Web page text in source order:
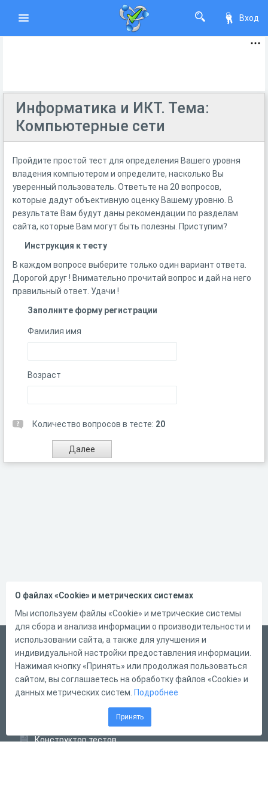
Вход
Информатика и ИКТ. Тема:
Компьютерные сети
Пройдите простой тест для определения Вашего уровня
владения компьютером и определите, насколько Вы
уверенный пользователь. Ответьте на 20 вопросов,
которые дадут объективную оценку Вашему уровню. В
результате Вам будут даны рекомендации по разделам
сайта, которые Вам могут быть полезны. Приступим?
Инструкция к тесту
В каждом вопросе выберите только один вариант ответа.
Дорогой друг ! Внимательно прочитай вопрос и дай на него
правильный ответ. Удачи !
Заполните форму регистрации
Фамилия имя
Возраст
Количество вопросов в тесте: 20
Русский
Справка
Форма обратной связи
Конструктор тестов
О файлах «Cookie» и метрических системах
Мы используем файлы «Cookie» и метрические системы
для сбора и анализа информации о производительности и
использовании сайта, а также для улучшения и
индивидуальной настройки предоставления информации.
Нажимая кнопку «Принять» или продолжая пользоваться
сайтом, вы соглашаетесь на обработку файлов «Cookie» и
данных метрических систем. Подробнее
Принять